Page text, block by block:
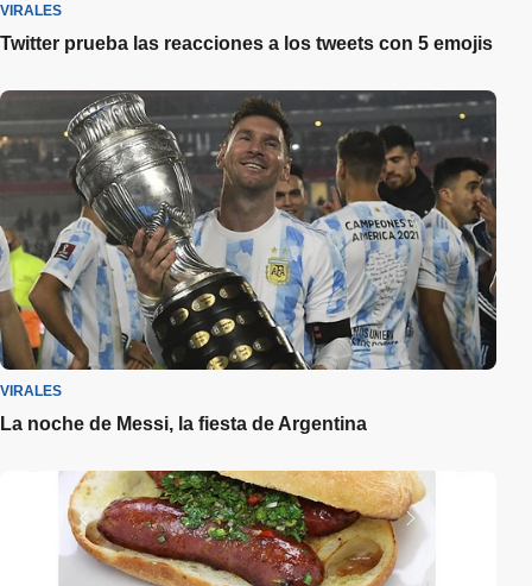
VIRALES
Twitter prueba las reacciones a los tweets con 5 emojis
VIRALES
La noche de Messi, la fiesta de Argentina